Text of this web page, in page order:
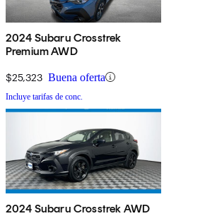
2024 Subaru Crosstrek
Premium AWD
$25,323 Buena oferta
Incluye tarifas de conc.
2024 Subaru Crosstrek AWD